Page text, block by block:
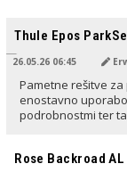
Thule Epos
26.05.26 06:45
Pametne rešitve
enostavno
podrobnostmi ter
Rose Backroad